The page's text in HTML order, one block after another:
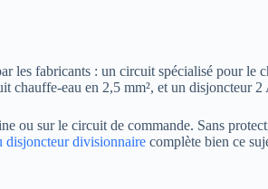
les fabricants : un circuit spécialisé pour
eau en 2,5 mm², et un disjoncteur
ou sur le circuit de commande. Sans
disjoncteur divisionnaire complète bien ce